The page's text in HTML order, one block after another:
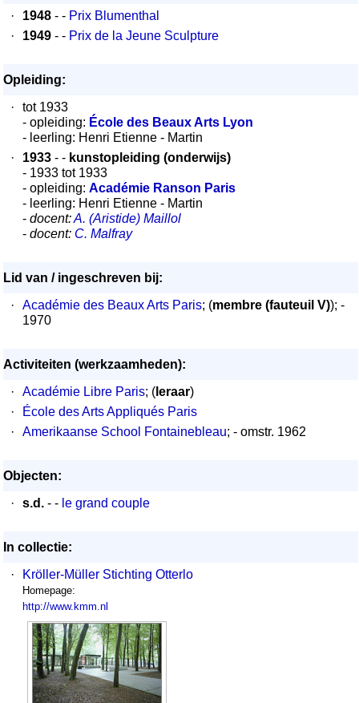
·
1948 - - Prix Blumenthal
·
1949 - - Prix de la Jeune Sculpture
Opleiding:
·
tot 1933
- opleiding: École des Beaux Arts Lyon
- leerling: Henri Etienne - Martin
·
1933 - - kunstopleiding (onderwijs)
- 1933 tot 1933
- opleiding: Académie Ranson Paris
- leerling: Henri Etienne - Martin
- docent:A. (Aristide) Maillol
- docent: C. Malfray
Lid van / ingeschreven bij:
·
Académie des Beaux Arts Paris; (membre (fauteuil V)); -
1970
Activiteiten (werkzaamheden):
·
Académie Libre Paris; ( leraar)
·
École des Arts Appliqués Paris
·
Amerikaanse School Fontainebleau; - omstr. 1962
Objecten:
·
s.d. - - le grand couple
In collectie:
·
Kröller-Müller Stichting Otterlo
Homepage:
http://www.kmm.nl